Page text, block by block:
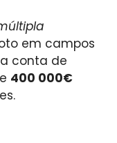
em campos
conta de
400 000€